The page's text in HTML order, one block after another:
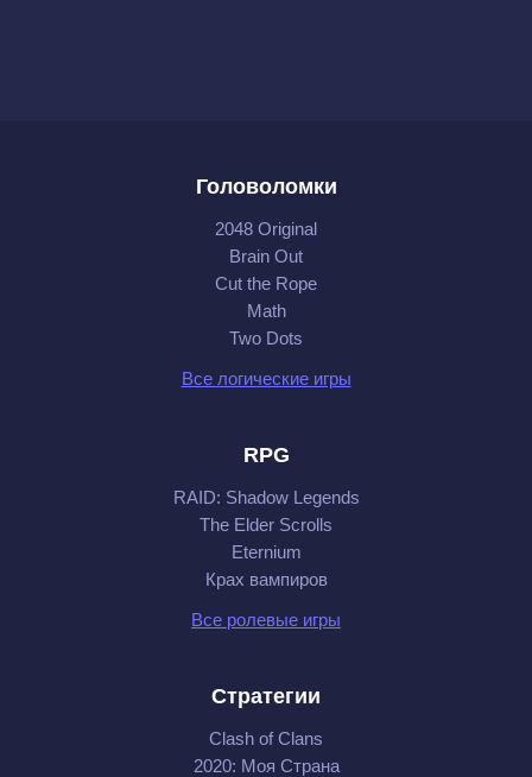
Головоломки
2048 Original
Brain Out
Cut the Rope
Math
Two Dots
Все логические игры
RPG
RAID: Shadow Legends
The Elder Scrolls
Eternium
Крах вампиров
Все ролевые игры
Стратегии
Clash of Clans
2020: Моя Cтрана